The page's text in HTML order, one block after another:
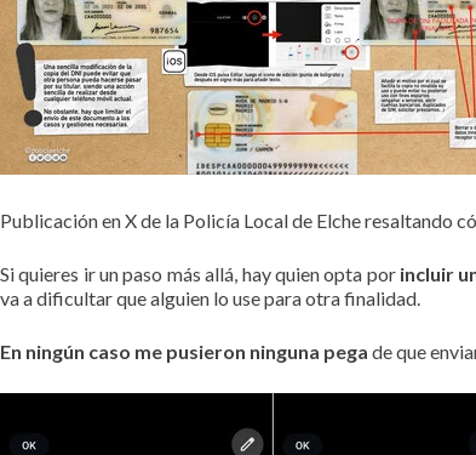
Publicación en X de la Policía Local de Elche resaltando
Si quieres ir un paso más allá, hay quien opta por incluir
va a dificultar que alguien lo use para otra finalidad.
En ningún caso me pusieron ninguna pega de que